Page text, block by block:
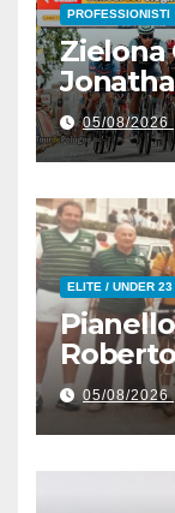
PROFESSIONISTI
Zielona
Vince
seguito
all’83°
05/08/2026
ELITE / UNDER 23
Gentile
05/08/2026